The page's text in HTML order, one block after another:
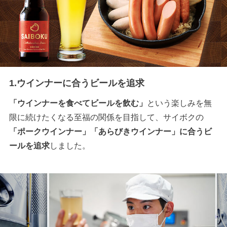
1.ウインナーに合うビールを追求
「ウインナーを食べてビールを飲む」
という楽しみを無
限に続けたくなる至福の関係を目指して、サイボクの
「ポークウインナー」「あらびきウインナー」に合うビ
ールを追求しました。